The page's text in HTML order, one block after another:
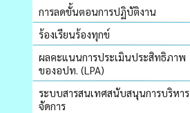
การลดขั้นตอนการปฏิบัติงาน
ร้องเรียนร้องทุกข์
ผลคะแนนการประเมินประสิทธิภาพ
ของอปท. (LPA)
ระบบสารสนเทศสนับสนุนการบริหาร
จัดการ